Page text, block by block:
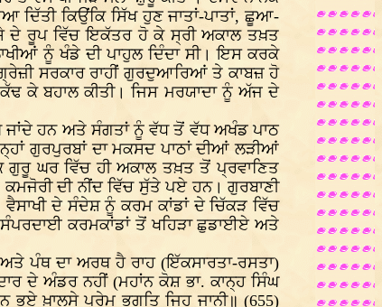
ਦਿੱਤੀ ਕਿਉਂਕਿ ਸਿੱਖ ਹੁਣ ਜਾਤਾਂ-ਪਾਤਾਂ, ਛੂਆ-
ਦੇ ਰੂਪ ਵਿੱਚ ਇਕੱਤਰ ਹੋ ਕੇ ਸ੍ਰੀ ਅਕਾਲ ਤਖ਼ਤ
ਨੂੰ ਖੰਡੇ ਦੀ ਪਾਹੁਲ ਦਿੰਦਾ ਸੀ। ਇਸ ਕਰਕੇ
ਸਰਕਾਰ ਰਾਹੀਂ ਗੁਰਦੁਆਰਿਆਂ ਤੇ ਕਾਬਜ਼ ਹੋ
ਕੇ ਬਹਾਲ ਕੀਤੀ। ਜਿਸ ਮਰਯਾਦਾ ਨੂੰ ਅੱਜ ਦੇ
ਹਨ ਅਤੇ ਸੰਗਤਾਂ ਨੂੰ ਵੱਧ ਤੋਂ ਵੱਧ ਅਖੰਡ ਪਾਠ
ਗੁਰਪੁਰਬਾਂ ਦਾ ਮਕਸਦ ਪਾਠਾਂ ਦੀਆਂ ਲੜੀਆਂ
ਘਰ ਵਿੱਚ ਹੀ ਅਕਾਲ ਤਖ਼ਤ ਤੋਂ ਪ੍ਰਵਾਣਿਤ
ਦੀ ਨੀਂਦ ਵਿੱਚ ਸੁੱਤੇ ਪਏ ਹਨ। ਗੁਰਬਾਣੀ
ਦੇ ਸੰਦੇਸ਼ ਨੂੰ ਕਰਮ ਕਾਂਡਾਂ ਦੇ ਚਿੱਕੜ ਵਿੱਚ
ਕਰਮਕਾਂਡਾਂ ਤੋਂ ਖਹਿੜਾ ਛੁਡਾਈਏ ਅਤੇ
ਅਤੇ ਪੰਥ ਦਾ ਅਰਥ ਹੈ ਰਾਹ (ਇੱਕਸਾਰਤਾ-ਰਸਤਾ)
ਦੇ ਅੰਡਰ ਨਹੀਂ (ਮਹਾਂਨ ਕੋਸ਼ ਭਾ. ਕਾਨ੍ਹ ਸਿੰਘ
ਭਏ ਖ਼ਾਲਸੇ ਪ੍ਰੇਮ ਭਗਤਿ ਜਿਹ ਜਾਨੀ॥ (655)